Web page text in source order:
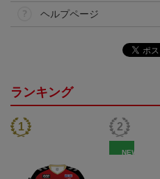
ヘルプページ
ランキング
NEW